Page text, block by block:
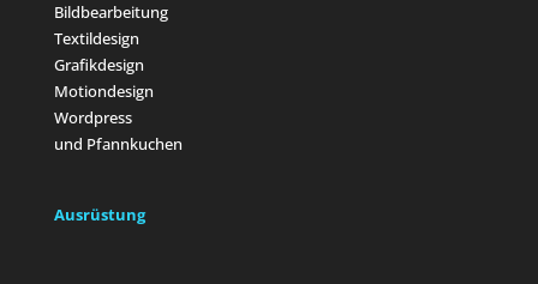
Bildbearbeitung
Textildesign
Grafikdesign
Motiondesign
Wordpress
und Pfannkuchen
Ausrüstung